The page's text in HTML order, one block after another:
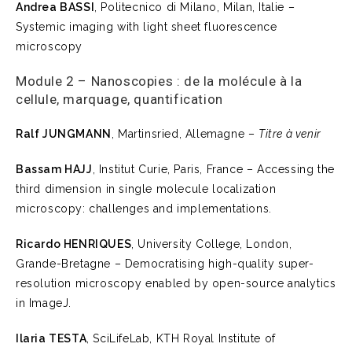
Andrea BASSI
, Politecnico di Milano, Milan, Italie –
Systemic imaging with light sheet fluorescence
microscopy
Module 2 – Nanoscopies : de la molécule à la
cellule, marquage, quantification
Ralf JUNGMANN , Martinsried, Allemagne – Titre à venir
Bassam HAJJ
, Institut Curie, Paris, France – Accessing the
third dimension in single molecule localization
microscopy: challenges and implementations.
Ricardo HENRIQUES , University College, London,
Grande-Bretagne – Democratising high-quality super-
resolution microscopy enabled by open-source analytics
in ImageJ.
Ilaria TESTA , SciLifeLab, KTH Royal Institute of